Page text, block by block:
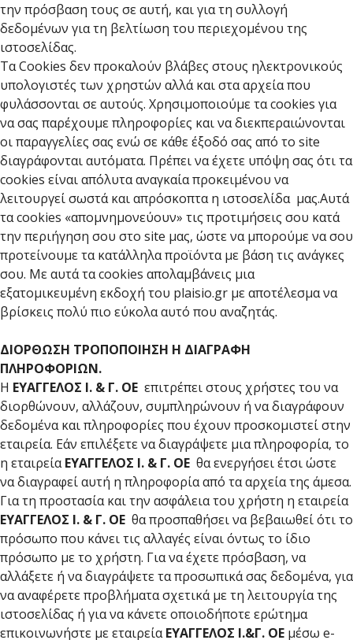
την πρόσβαση τους σε αυτή, και για τη συλλογή
δεδομένων για τη βελτίωση του περιεχομένου της
ιστοσελίδας.
Τα Cookies δεν προκαλούν βλάβες στους ηλεκτρονικούς
υπολογιστές των χρηστών αλλά και στα αρχεία που
φυλάσσονται σε αυτούς. Χρησιμοποιούμε τα cookies για
να σας παρέχουμε πληροφορίες και να διεκπεραιώνονται
οι παραγγελίες σας ενώ σε κάθε έξοδό σας από το site
διαγράφονται αυτόματα. Πρέπει να έχετε υπόψη σας ότι τα
cookies είναι απόλυτα αναγκαία προκειμένου να
λειτουργεί σωστά και απρόσκοπτα η ιστοσελίδα μας.Αυτά
τα cookies «απομνημονεύουν» τις προτιμήσεις σου κατά
την περιήγηση σου στο site μας, ώστε να μπορούμε να σου
προτείνουμε τα κατάλληλα προϊόντα με βάση τις ανάγκες
σου. Με αυτά τα cookies απολαμβάνεις μια
εξατομικευμένη εκδοχή του plaisio.gr με αποτέλεσμα να
βρίσκεις πολύ πιο εύκολα αυτό που αναζητάς.
ΔΙΟΡΘΩΣΗ ΤΡΟΠΟΠΟΙΗΣΗ Η ΔΙΑΓΡΑΦΗ
ΠΛΗΡΟΦΟΡΙΩΝ.
Η ΕΥΑΓΓΕΛΟΣ Ι. & Γ. ΟΕ επιτρέπει στους χρήστες του να
διορθώνουν, αλλάζουν, συμπληρώνουν ή να διαγράφουν
δεδομένα και πληροφορίες που έχουν προσκομιστεί στην
εταιρεία. Εάν επιλέξετε να διαγράψετε μια πληροφορία, το
η εταιρείαΕΥΑΓΓΕΛΟΣ Ι. & Γ. ΟΕ θα ενεργήσει έτσι ώστε
να διαγραφεί αυτή η πληροφορία από τα αρχεία της άμεσα.
Για τη προστασία και την ασφάλεια του χρήστη η εταιρεία
ΕΥΑΓΓΕΛΟΣ Ι. & Γ. ΟΕ θα προσπαθήσει να βεβαιωθεί ότι το
πρόσωπο που κάνει τις αλλαγές είναι όντως το ίδιο
πρόσωπο με το χρήστη. Για να έχετε πρόσβαση, να
αλλάξετε ή να διαγράψετε τα προσωπικά σας δεδομένα, για
να αναφέρετε προβλήματα σχετικά με τη λειτουργία της
ιστοσελίδας ή για να κάνετε οποιοδήποτε ερώτημα
επικοινωνήστε με εταιρείαΕΥΑΓΓΕΛΟΣ Ι.&Γ. ΟΕ μέσω e-